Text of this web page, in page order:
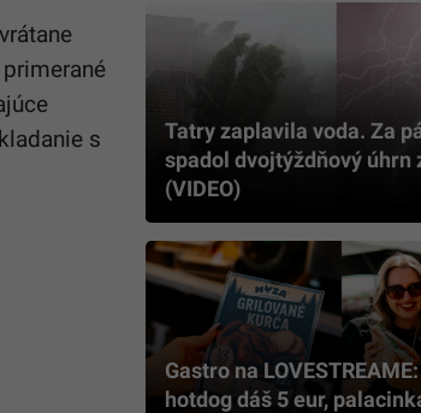
s
Tatry zaplavila voda. Za
spadol dvojtýždňový úhrn
(VIDEO)
Gastro na
hotdog dáš 5 eur,